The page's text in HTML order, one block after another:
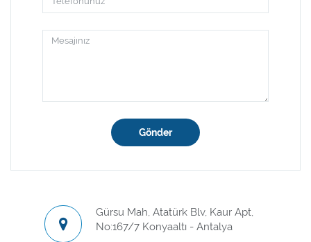
Gönder
Gürsu Mah, Atatürk Blv, Kaur Apt,
No:167/7 Konyaaltı - Antalya